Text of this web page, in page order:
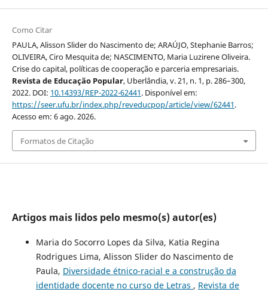
Como Citar
PAULA, Alisson Slider do Nascimento de; ARAÚJO, Stephanie Barros;
OLIVEIRA, Ciro Mesquita de; NASCIMENTO, Maria Luzirene Oliveira.
Crise do capital, políticas de cooperação e parceria empresariais.
Revista de Educação Popular, Uberlândia, v. 21, n. 1, p. 286–300,
2022. DOI: 10.14393/REP-2022-62441. Disponível em:
https://seer.ufu.br/index.php/reveducpop/article/view/62441.
Acesso em: 6 ago. 2026.
Formatos de Citação
Artigos mais lidos pelo mesmo(s) autor(es)
Maria do Socorro Lopes da Silva, Katia Regina
Rodrigues Lima, Alisson Slider do Nascimento de
Paula, Diversidade étnico-racial e a construção da
identidade docente no curso de Letras , Revista de